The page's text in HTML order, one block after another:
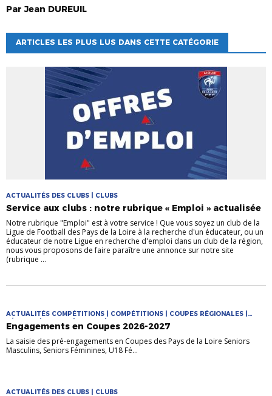
ParJean DUREUIL
ARTICLES LES PLUS LUS DANS CETTE CATÉGORIE
ACTUALITÉS DES CLUBS | CLUBS
Service aux clubs : notre rubrique « Emploi » actualisée
Notre rubrique "Emploi" est à votre service ! Que vous soyez un club de la
Ligue de Football des Pays de la Loire à la recherche d'un éducateur, ou un
éducateur de notre Ligue en recherche d'emploi dans un club de la région,
nous vous proposons de faire paraître une annonce sur notre site
(rubrique ...
ACTUALITÉS COMPÉTITIONS | COMPÉTITIONS | COUPES RÉGIONALES |
FÉMININE | FUTSAL | JEUNES | MASCULIN
Engagements en Coupes 2026-2027
La saisie des pré-engagements en Coupes des Pays de la Loire Seniors
Masculins, Seniors Féminines, U18 Fé...
ACTUALITÉS DES CLUBS | CLUBS